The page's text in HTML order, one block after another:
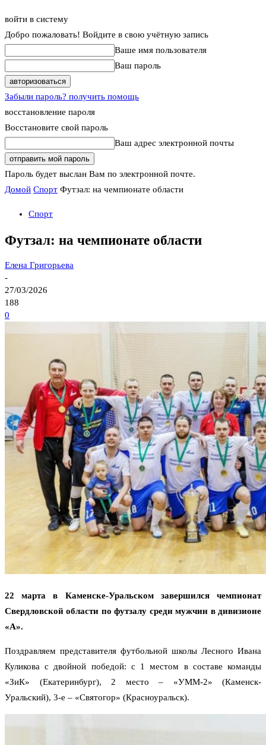
войти в систему
Добро пожаловать! Войдите в свою учётную запись
Ваше имя пользователя
Ваш пароль
Забыли пароль? получить помощь
восстановление пароля
Восстановите свой пароль
Ваш адрес электронной почты
Пароль будет выслан Вам по электронной почте.
Домой Спорт Футзал: на чемпионате области
Спорт
Футзал: на чемпионате области
Елена Григорьева
-
27/03/2026
188
0
22 марта в Каменске-Уральском завершился чемпионат
Свердловской области по футзалу среди мужчин в дивизионе
«А».
Поздравляем представителя футбольной школы Лесного Ивана
Куликова с двойной победой: с 1 местом в составе команды
«ЗиК» (Екатеринбург), 2 место – «УММ-2» (Каменск-
Уральский), 3-е – «Святогор» (Красноуральск).